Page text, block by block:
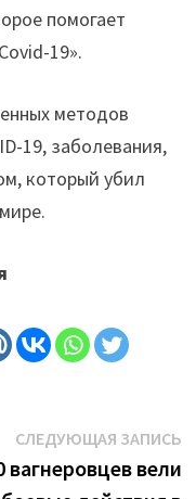
помогает
19».
методов
19, заболевания,
который убил
СЛЕДУЮЩАЯ ЗАПИСЬ
вагнеровцев вели